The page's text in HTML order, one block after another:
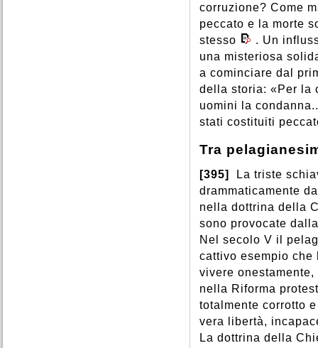
corruzione? Come
peccato e la morte
stesso
. Un
una misteriosa
a cominciare dal
della storia: «Per la
uomini la
stati costituiti
Tra
[395]
La triste
drammaticamente
nella dottrina della
sono provocate
Nel secolo V il
cattivo esempio
vivere
nella Riforma
totalmente corrotto
vera libertà,
La dottrina della